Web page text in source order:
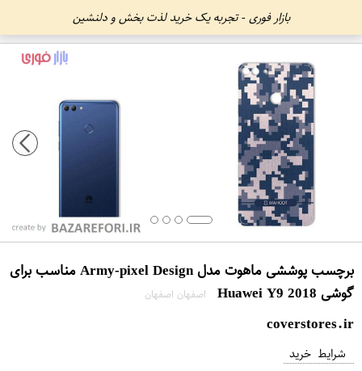
بازار فوری - تجربه یک خرید لذت بخش و دلنشین
برچسب پوششی ماهوت مدل Army-pixel Design مناسب برای
گوشی Huawei Y9 2018
اصفهان اصفهان
coverstores.ir
شرایط خرید